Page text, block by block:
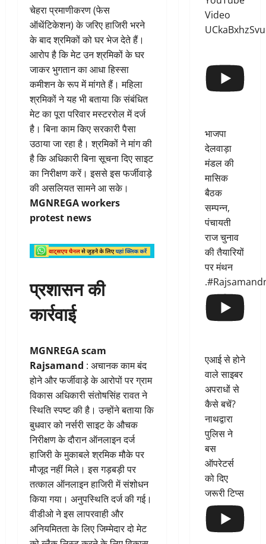
चेहरा प्रमाणीकरण (फेस
ऑथेंटिकेशन) के जरिए हाजिरी भरने
के बाद श्रमिकों को घर भेज देते हैं।
आरोप है कि मेट उन श्रमिकों के घर
जाकर भुगतान का आधा हिस्सा
कमीशन के रूप में मांगते हैं। महिला
श्रमिकों ने यह भी बताया कि संबंधित
मेट का पूरा परिवार मस्टररोल में दर्ज
है। बिना काम किए सरकारी पैसा
उठाया जा रहा है। श्रमिकों ने मांग की
है कि अधिकारी बिना सूचना दिए साइट
का निरीक्षण करें। इससे इस फर्जीवाड़े
की असलियत सामने आ सके।
MGNREGA workers
protest news
प्रशासन की
कार्रवाई
MGNREGA scam
Rajsamand : अचानक काम बंद
होने और फर्जीवाड़े के आरोपों पर ग्राम
विकास अधिकारी संतोषसिंह रावत ने
स्थिति स्पष्ट की है। उन्होंने बताया कि
बुधवार को नर्सरी साइट के औचक
निरीक्षण के दौरान ऑनलाइन दर्ज
हाजिरी के मुकाबले श्रमिक मौके पर
मौजूद नहीं मिले। इस गड़बड़ी पर
तत्काल ऑनलाइन हाजिरी में संशोधन
किया गया। अनुपस्थिति दर्ज की गई।
वीडीओ ने इस लापरवाही और
अनियमितता के लिए जिम्मेदार दो मेट
Video
भाजपा
देलवाड़ा
मंडल की
मासिक
बैठक
सम्पन्न,
पंचायती
राज चुनाव
की तैयारियों
पर मंथन
एआई से होने
वाले साइबर
अपराधों से
कैसे बचें?
नाथद्वारा
पुलिस ने
बस
ऑपरेटर्स
को दिए
जरूरी टिप्स